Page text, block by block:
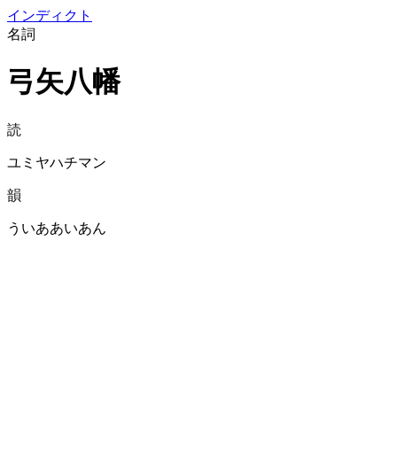
インディクト
名詞
弓矢八幡
読
ユミヤハチマン
韻
ういああいあん